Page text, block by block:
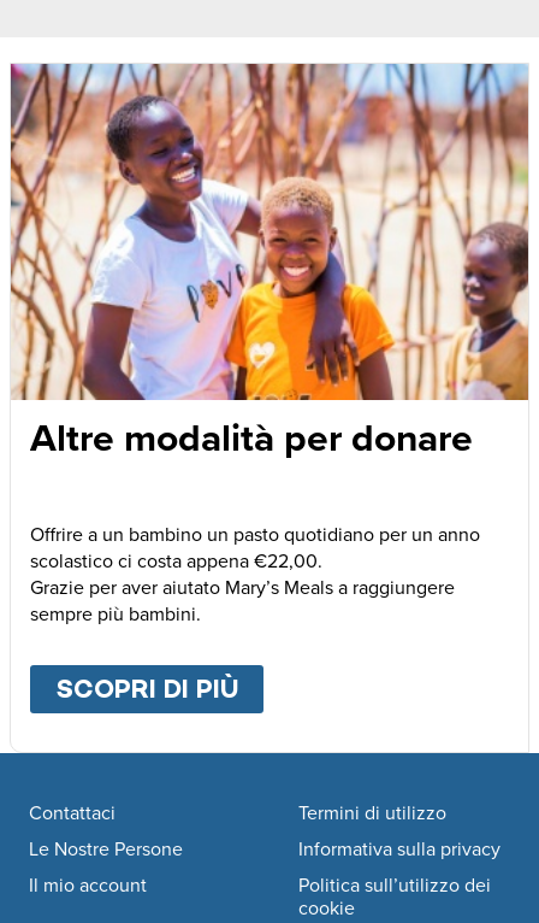
Altre modalità per donare
Offrire a un bambino un pasto quotidiano per un anno
scolastico ci costa appena €22,00.
Grazie per aver aiutato Mary’s Meals a raggiungere
sempre più bambini.
SCOPRI DI PIÙABOUT
Footer navigation
Contattaci
Le Nostre Persone
Il mio account
Termini di utilizzo
Informativa sulla privacy
Politica sull’utilizzo dei
cookie